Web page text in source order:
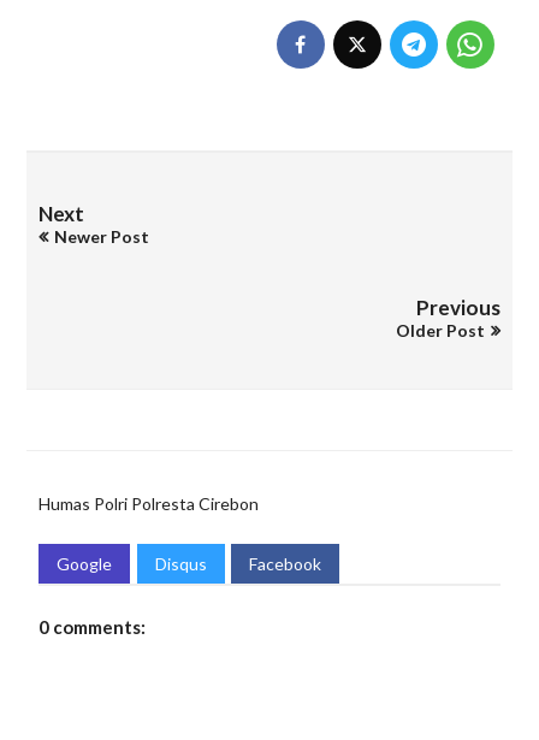
Next
Newer Post
Previous
Older Post
Humas Polri Polresta Cirebon
Google Disqus Facebook
0 comments: